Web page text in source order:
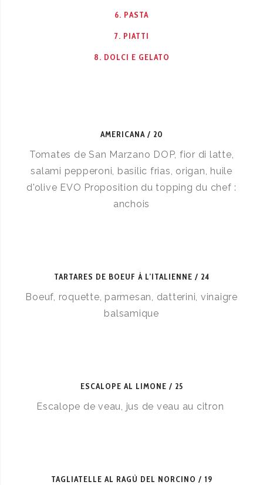
6. PASTA
7. PIATTI
8. DOLCI E GELATO
AMERICANA 20
Tomates de San Marzano DOP, fior di latte,
salami pepperoni, basilic frias, origan, huile
d'olive EVO Proposition du topping du chef :
anchois
TARTARES DE BOEUF À L’ITALIENNE 24
Boeuf, roquette, parmesan, datterini, vinaigre
balsamique
ESCALOPE AL LIMONE 25
Escalope de veau, jus de veau au citron
TAGLIATELLE AL RAGÙ DEL NORCINO 19